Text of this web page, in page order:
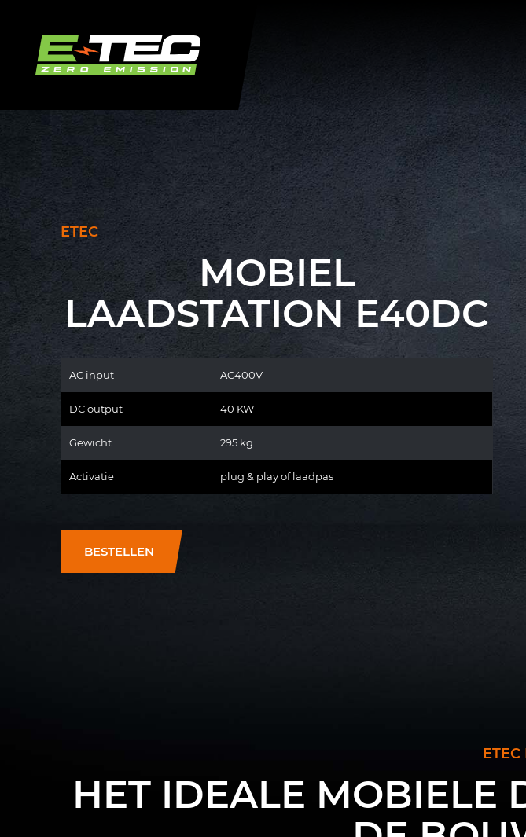
ETEC
MOBIEL
LAADSTATION E40DC
AC input AC400V
DC output 40 KW
Gewicht 295 kg
Activatie plug & play of laadpas
BESTELLEN
HET IDEALE MOBIELE